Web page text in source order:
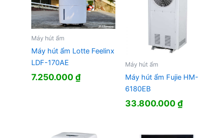
Máy hút ẩm
Máy hút ẩm Lotte Feelinx
LDF-170AE
7.250.000₫
Máy hút ẩm
Máy hút ẩm Fujie HM-
6180EB
33.800.000₫